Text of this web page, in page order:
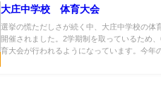
大庄中学校 体育大会
選挙の慌ただしさが続く中、大庄中学校の体
開催されました。2学期制を取っているため
育大会が行われるようになっています。今年の